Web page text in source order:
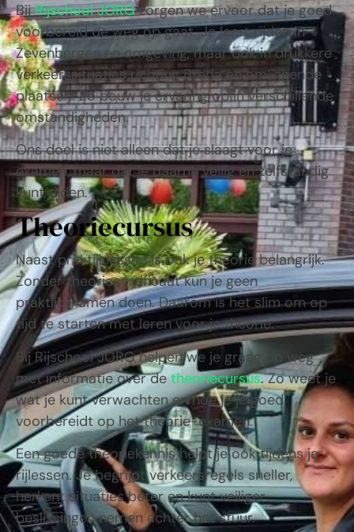
BijRijschool JORGzorgen we ervoor dat je goed
voorbereid de weg op gaat. Je leert rijden in
Zevenbergen en omgeving, maar ook in drukkere
verkeerssituaties richting Breda en omliggende
plaatsen. Zo bouw je ervaring op in verschillende
omstandigheden.
Ons doel is niet alleen dat je slaagt voor je
examen, maar dat je daarna veilig en zelfstandig
kunt rijden.
Theoriecursus
Naast praktijklessen is ook je theorie belangrijk.
Zonder theoriecertificaat kun je geen
praktijkexamen doen. Daarom is het slim om op
tijd te starten met leren voor je theorie.
Bij Rijschool JORG helpen we je graag op weg
met informatie over detheoriecursus. Zo weet je
wat je kunt verwachten en hoe je je goed
voorbereidt op het theorie-examen.
Een goede theoriekennis helpt je ook tijdens je
rijlessen. Je begrijpt verkeersregels sneller,
herkent situaties beter en kunt veiliger
beslissingen nemen achter het stuur.